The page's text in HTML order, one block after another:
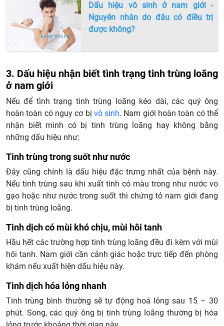
Dấu hiệu vô sinh ở nam giới -
Nguyên nhân do đâu có điều trị
được không?
3. Dấu hiệu nhận biết tình trạng tinh trùng loãng
ở nam giới
Nếu để tình trạng tinh trùng loãng kéo dài, các quý ông
hoàn toàn có nguy cơ bị vô sinh. Nam giới hoàn toàn có thể
nhận biết mình có bị tinh trùng loãng hay không bằng
những dấu hiệu như:
Tinh trùng trong suốt như nước
Đây cũng chính là dấu hiệu đặc trưng nhất của bệnh này.
Nếu tinh trùng sau khi xuất tinh có màu trong như nước vo
gạo hoặc như nước trong suốt thì chứng tỏ nam giới đang
bị tinh trùng loãng.
Tinh dịch có mùi khó chịu, mùi hôi tanh
Hầu hết các trường hợp tinh trùng loãng đều đi kèm với mùi
hôi tanh. Nam giới cần cảnh giác hoặc trực tiếp đến phòng
khám nếu xuất hiện dấu hiệu này.
Tinh dịch hóa lỏng nhanh
Tinh trùng bình thường sẽ tự động hoá lỏng sau 15 – 30
phút. Song, các quý ông bị tinh trùng loãng thường bị hóa